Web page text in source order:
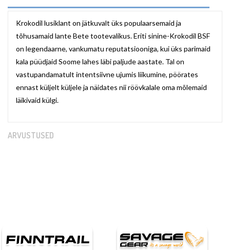
Krokodil lusiklant on jätkuvalt üks populaarsemaid ja
tõhusamaid lante Bete tootevalikus. Eriti sinine-Krokodil BSF
on legendaarne, vankumatu reputatsiooniga, kui üks parimaid
kala püüdjaid Soome lahes läbi paljude aastate. Tal on
vastupandamatult intentsiivne ujumis liikumine, pöörates
ennast küljelt küljele ja näidates nii röövkalale oma mõlemaid
läikivaid külgi.
ARVUSTUSED